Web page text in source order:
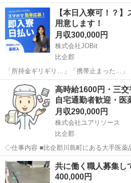
業務をお任せします。 ＜入社後お任せす
物質調査依頼 依頼例） はんだ材料内に含
様が製品を...
埼玉 比企郡 品質管理 業務
【本日入寮可！？
用意します！
月収300,000円
株式会社JOBit
比企郡
「所持金ギリギリ…」「携帯止まった…」
てきました！ まずはLINEでSOSください
👉 https://page.line.me/
埼玉 比企郡 物流 オペレータ
高時給1600円・三交
自宅通勤者歓迎・
月収290,000円
株式会社ユアリソース
比企郡
◇仕事内容 ■比企郡川島町にある大手医薬
す。 ■医薬品の製造業務（クリーンルーム
ンジ製剤〕製造） ■かんたんライン作業（
んな医薬品の製造業務を担当し...
埼玉 比企郡 その他 未経験
共に働く職人募集し
400,000円